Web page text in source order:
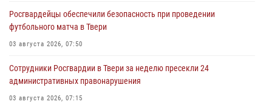
Росгвардейцы обеспечили безопасность при проведении
футбольного матча в Твери
03 августа 2026, 07:50
Сотрудники Росгвардии в Твери за неделю пресекли 24
административных правонарушения
03 августа 2026, 07:15